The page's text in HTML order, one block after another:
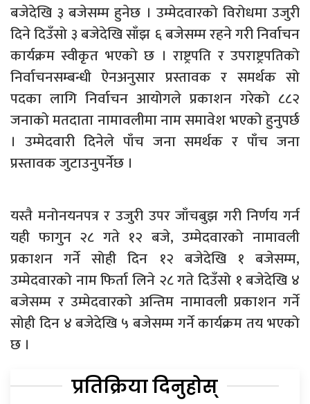
बजेदेखि ३ बजेसम्म हुनेछ । उम्मेदवारको विरोधमा उजुरी
दिने दिउँसो ३ बजेदेखि साँझ ६ बजेसम्म रहने गरी निर्वाचन
कार्यक्रम स्वीकृत भएको छ । राष्ट्रपति र उपराष्ट्रपतिको
निर्वाचनसम्बन्धी ऐनअनुसार प्रस्तावक र समर्थक सो
पदका लागि निर्वाचन आयोगले प्रकाशन गरेको ८८२
जनाको मतदाता नामावलीमा नाम समावेश भएको हुनुपर्छ
। उम्मेदवारी दिनेले पाँच जना समर्थक र पाँच जना
प्रस्तावक जुटाउनुपर्नेछ ।
यस्तै मनोनयनपत्र र उजुरी उपर जाँचबुझ गरी निर्णय गर्न
यही फागुन २८ गते १२ बजे, उम्मेदवारको नामावली
प्रकाशन गर्ने सोही दिन १२ बजेदेखि १ बजेसम्म,
उम्मेदवारको नाम फिर्ता लिने २८ गते दिउँसो १ बजेदेखि ४
बजेसम्म र उम्मेदवारको अन्तिम नामावली प्रकाशन गर्ने
सोही दिन ४ बजेदेखि ५ बजेसम्म गर्ने कार्यक्रम तय भएको
छ ।
प्रतिक्रिया दिनुहोस्